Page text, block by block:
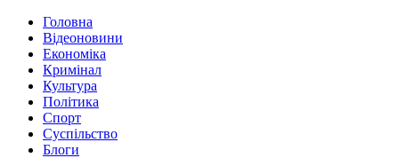
Головна
Відеоновини
Економіка
Кримінал
Культура
Політика
Спорт
Суспільство
Блоги